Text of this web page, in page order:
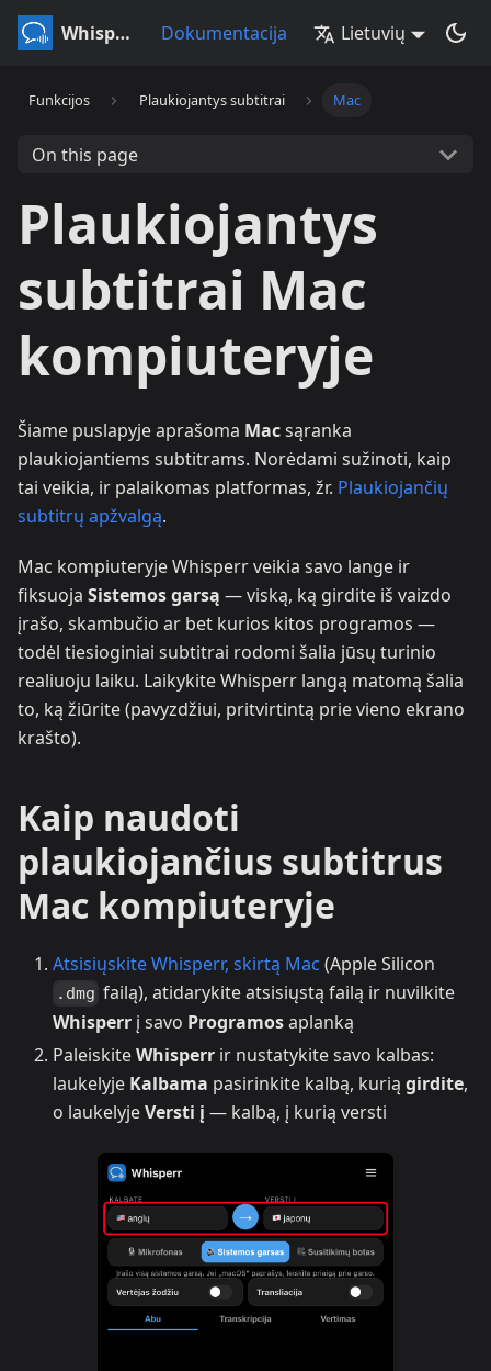
Whisperr Dokumentacija Lietuvių
Funkcijos Plaukiojantys subtitrai Mac
On this page
Plaukiojantys
subtitrai Mac
kompiuteryje
Šiame puslapyje aprašoma Macsąranka
plaukiojantiems subtitrams. Norėdami sužinoti, kaip
tai veikia, ir palaikomas platformas, žr. Plaukiojančių
subtitrų apžvalgą.
Mac kompiuteryje Whisperr veikia savo lange ir
fiksuoja Sistemos garsą — viską, ką girdite iš vaizdo
įrašo, skambučio ar bet kurios kitos programos —
todėl tiesioginiai subtitrai rodomi šalia jūsų turinio
realiuoju laiku. Laikykite Whisperr langą matomą šalia
to, ką žiūrite (pavyzdžiui, pritvirtintą prie vieno ekrano
krašto).
Kaip naudoti
plaukiojančius subtitrus
Mac kompiuteryje
Atsisiųskite Whisperr, skirtą Mac (Apple Silicon
.dmg failą), atidarykite atsisiųstą failą ir nuvilkite
Whisperr į savo Programosaplanką
PaleiskiteWhisperr ir nustatykite savo kalbas:
laukelyje Kalbama pasirinkite kalbą, kurią girdite,
o laukelyjeVersti į — kalbą, į kurią versti